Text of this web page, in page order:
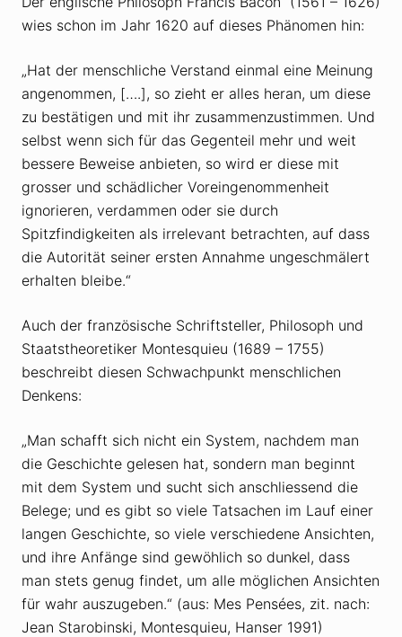
wies schon im Jahr 1620 auf dieses Phänomen hin:
„Hat der menschliche Verstand einmal eine Meinung
angenommen, [….], so zieht er alles heran, um diese
zu bestätigen und mit ihr zusammenzustimmen. Und
selbst wenn sich für das Gegenteil mehr und weit
bessere Beweise anbieten, so wird er diese mit
grosser und schädlicher Voreingenommenheit
ignorieren, verdammen oder sie durch
Spitzfindigkeiten als irrelevant betrachten, auf dass
die Autorität seiner ersten Annahme ungeschmälert
erhalten bleibe.“
Auch der französische Schriftsteller, Philosoph und
Staatstheoretiker Montesquieu (1689 – 1755)
beschreibt diesen Schwachpunkt menschlichen
Denkens:
„Man schafft sich nicht ein System, nachdem man
die Geschichte gelesen hat, sondern man beginnt
mit dem System und sucht sich anschliessend die
Belege; und es gibt so viele Tatsachen im Lauf einer
langen Geschichte, so viele verschiedene Ansichten,
und ihre Anfänge sind gewöhlich so dunkel, dass
man stets genug findet, um alle möglichen Ansichten
für wahr auszugeben.“ (aus: Mes Pensées, zit. nach:
Jean Starobinski, Montesquieu, Hanser 1991)